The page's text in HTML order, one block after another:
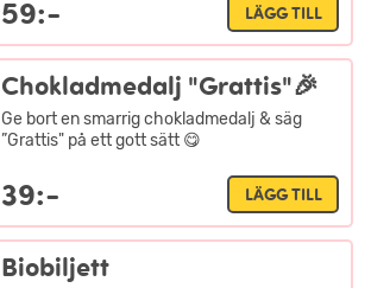
59:- LÄGG TILL
Chokladmedalj "Grattis"🎉
Ge bort en smarrig chokladmedalj & säg
”Grattis" på ett gott sätt 😋
39:- LÄGG TILL
Biobiljett